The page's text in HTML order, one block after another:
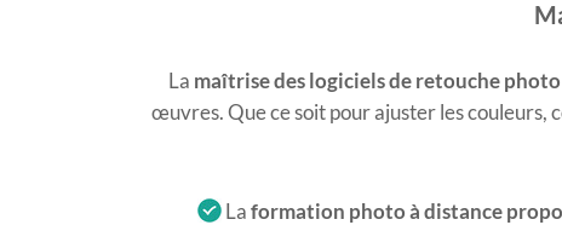
La maîtrise des logiciels de retouche
œuvres. Que ce soit pour ajuster les
La formation photo à distance